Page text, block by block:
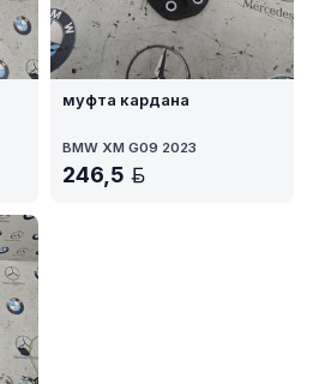
муфта кардана
BMW XM G09 2023
246,5